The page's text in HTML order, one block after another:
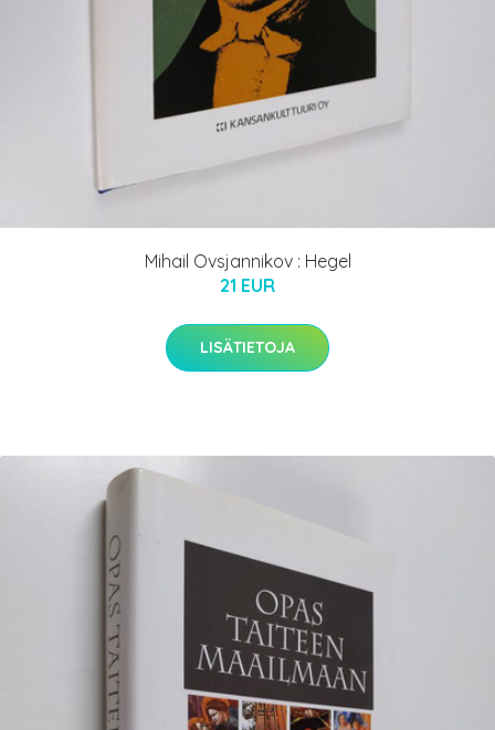
Mihail Ovsjannikov : Hegel
21 EUR
LISÄTIETOJA